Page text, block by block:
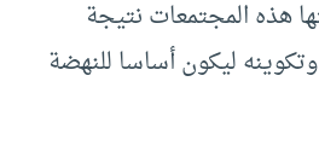
هذه المجتمعات نتيجة
ليكون أساسا للنهضة